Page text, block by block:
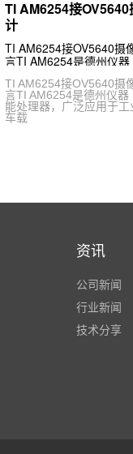
TI AM6254接
计
TI AM6254接OV5640摄
言TI AM6254是德州仪
车载
TI AM6254接OV5640摄
言TI AM6254是德州仪
能处理器，广泛应用于工
车载
资讯
公司新闻
行业新闻
技术分享